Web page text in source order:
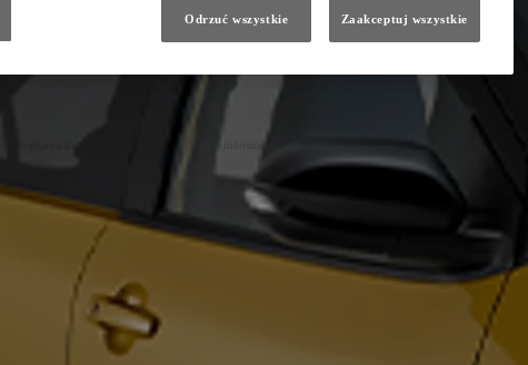
Bezpłatna kalkulacja składki i szczegółowe informacje:
Doradca ds. ubezpieczeń
tel. kom. +48 696 417 320
nawrocki@toyota-komorniki.pl
Toyota Komorniki Poznań
Odrzuć wszystkie Zaakceptuj wszystkie